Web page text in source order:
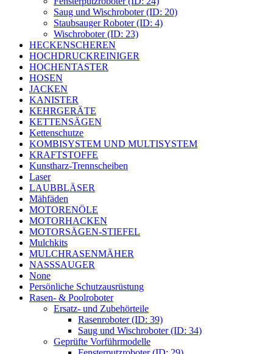
Saug und Wischroboter (ID: 20)
Staubsauger Roboter (ID: 4)
Wischroboter (ID: 23)
HECKENSCHEREN
HOCHDRUCKREINIGER
HOCHENTASTER
HOSEN
JACKEN
KANISTER
KEHRGERÄTE
KETTENSÄGEN
Kettenschutze
KOMBISYSTEM UND MULTISYSTEM
KRAFTSTOFFE
Kunstharz-Trennscheiben
Laser
LAUBBLÄSER
Mähfäden
MOTORENÖLE
MOTORHACKEN
MOTORSÄGEN-STIEFEL
Mulchkits
MULCHRASENMÄHER
NASSSAUGER
None
Persönliche Schutzausrüstung
Rasen- & Poolroboter
Ersatz- und Zubehörteile
Rasenroboter (ID: 39)
Saug und Wischroboter (ID: 34)
Geprüfte Vorführmodelle